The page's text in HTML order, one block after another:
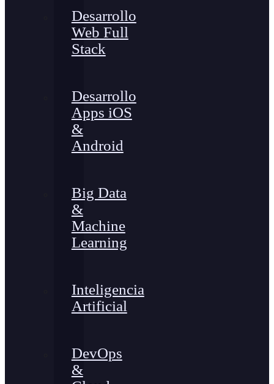
Desarrollo
Web Full
Stack
Desarrollo
Apps iOS
&
Android
Big Data
&
Machine
Learning
Inteligencia
Artificial
DevOps
&